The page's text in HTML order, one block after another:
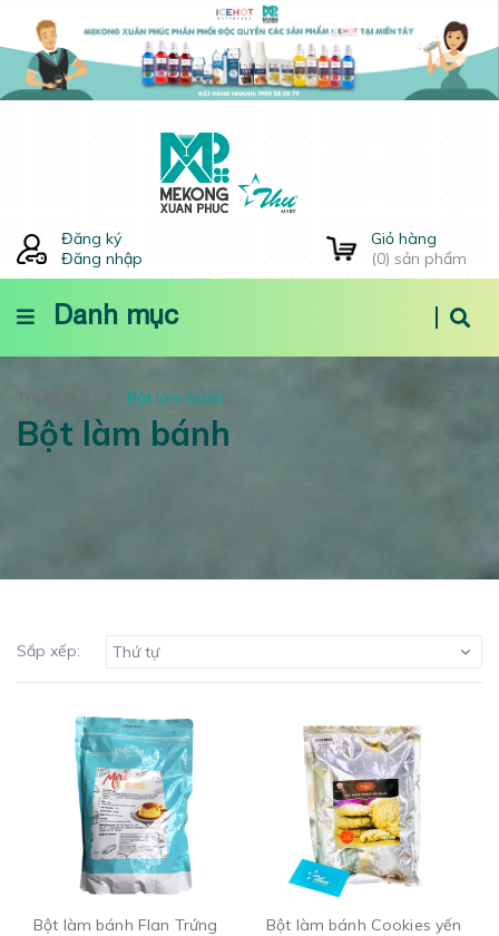
Đăng ký
Đăng nhập
Giỏ hàng
(0) sản phẩm
Danh mục
Bột làm bánh
Bột làm bánh
Sắp xếp: Thứ tự
Bột làm bánh Flan Trứng
Bột làm bánh Cookies yến